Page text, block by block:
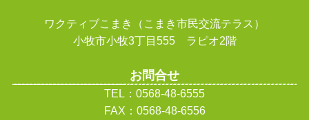
ワクティブこまき（こまき市民交流テラス）
小牧市小牧3丁目555 ラピオ2階
お問合せ
TEL：0568-48-6555
FAX：0568-48-6556